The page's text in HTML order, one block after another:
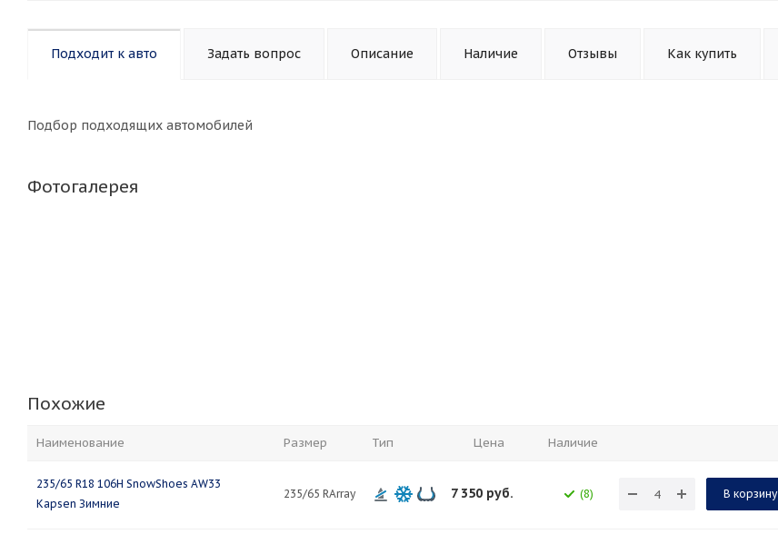
Подходит к авто Задать вопрос Описание Наличие Отзывы Как купить
Подбор подходящих автомобилей
Фотогалерея
Похожие
Наименование Размер Тип Цена Наличие
235/65 R18 106H SnowShoes AW33
Kapsen Зимние
235/65 RArray 7 350 руб. (8) В корзину